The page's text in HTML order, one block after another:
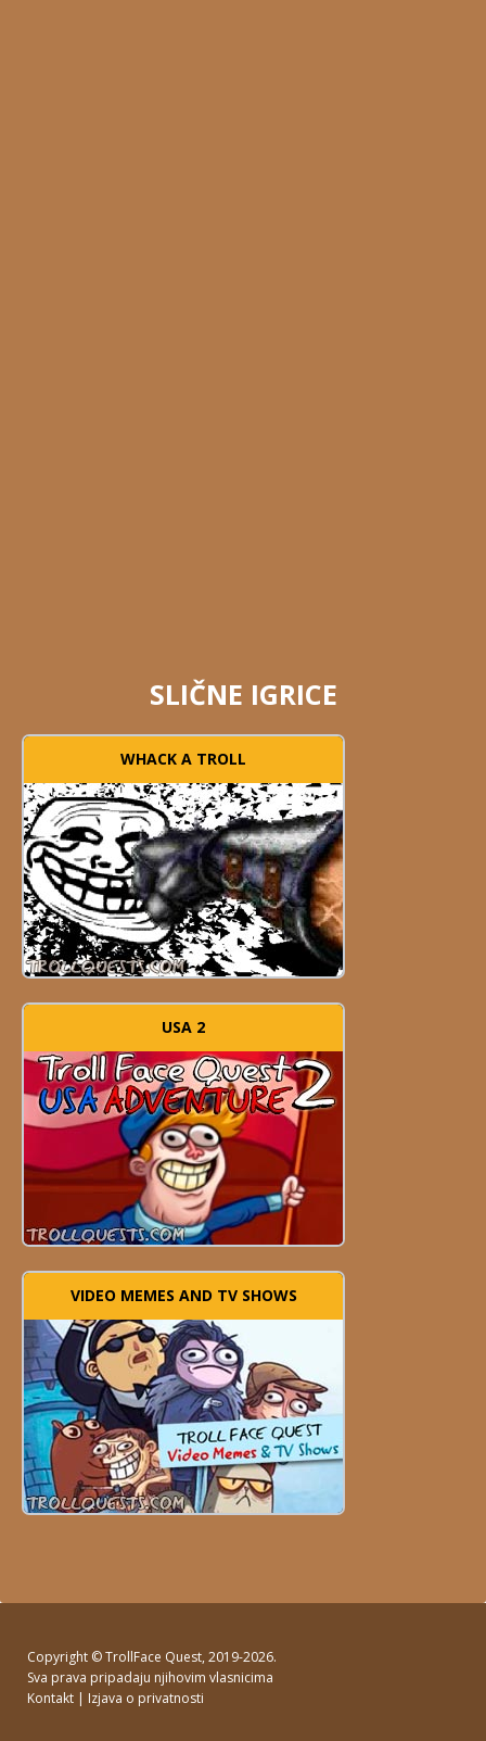
SLIČNE IGRICE
WHACK A TROLL
USA 2
VIDEO MEMES AND TV SHOWS
Copyright ©TrollFace Quest, 2019-2026.
Sva prava pripadaju njihovim vlasnicima
Kontakt | Izjava o privatnosti